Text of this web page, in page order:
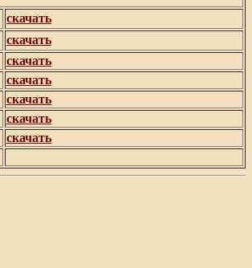
скачать
скачать
скачать
скачать
скачать
скачать
скачать